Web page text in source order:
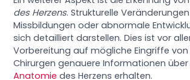
des Herzens. Strukturelle
Missbildungen oder abnormale
sich detailliert darstellen. Dies ist vor
Vorbereitung auf mögliche Eingriffe von
Chirurgen genauere Informationen über
Anatomie des Herzens erhalten.